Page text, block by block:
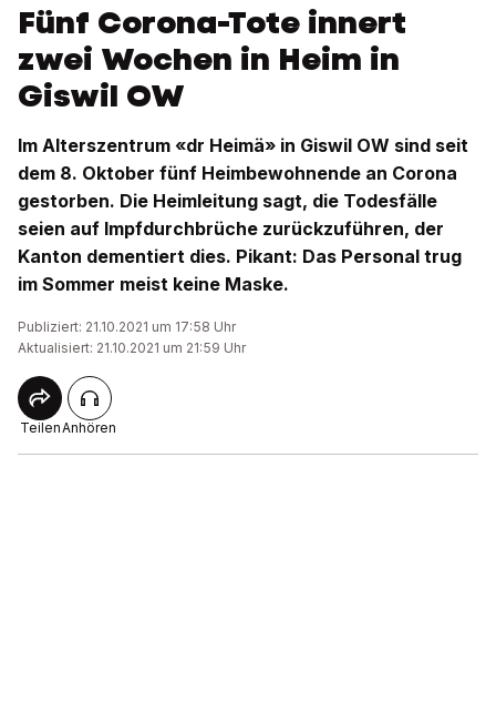
Fünf Corona-Tote innert
zwei Wochen in Heim in
Giswil OW
Im Alterszentrum «dr Heimä» in Giswil OW sind seit
dem 8. Oktober fünf Heimbewohnende an Corona
gestorben. Die Heimleitung sagt, die Todesfälle
seien auf Impfdurchbrüche zurückzuführen, der
Kanton dementiert dies. Pikant: Das Personal trug
im Sommer meist keine Maske.
Publiziert: 21.10.2021 um 17:58 Uhr
Aktualisiert: 21.10.2021 um 21:59 Uhr
TeilenAnhören